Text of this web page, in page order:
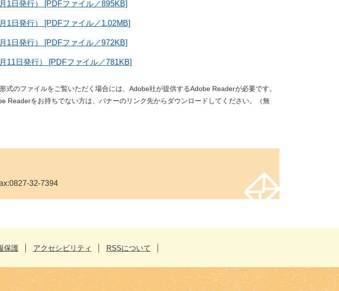
1日発行） [PDFファイル／895KB]
1日発行） [PDFファイル／1.02MB]
1日発行） [PDFファイル／972KB]
11日発行） [PDFファイル／781KB]
式のファイルをご覧いただく場合には、Adobe社が提供するAdobe Readerが必要です。
Readerをお持ちでない方は、バナーのリンク先からダウンロードしてください。（無
32-7394
保護 アクセシビリティ RSSについて